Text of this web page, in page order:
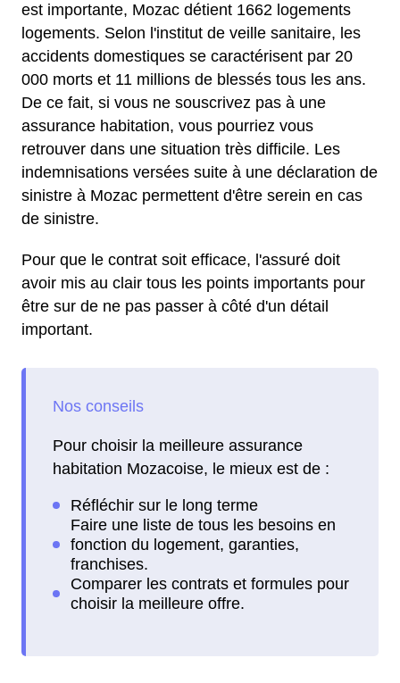
est importante, Mozac détient 1662 logements
logements. Selon l'institut de veille sanitaire, les
accidents domestiques se caractérisent par 20
000 morts et 11 millions de blessés tous les ans.
De ce fait, si vous ne souscrivez pas à une
assurance habitation, vous pourriez vous
retrouver dans une situation très difficile. Les
indemnisations versées suite à une déclaration de
sinistre à Mozac permettent d'être serein en cas
de sinistre.
Pour que le contrat soit efficace, l'assuré doit
avoir mis au clair tous les points importants pour
être sur de ne pas passer à côté d'un détail
important.
Pour choisir la meilleure assurance
habitation Mozacoise, le mieux est de :